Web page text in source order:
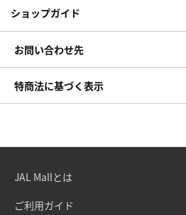
ショップガイド
お問い合わせ先
特商法に基づく表示
JAL Mallとは
ご利用ガイド